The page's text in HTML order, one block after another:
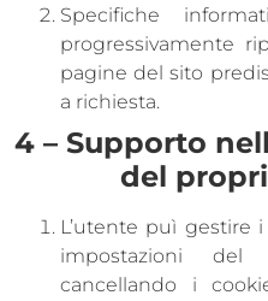
Specifiche
progressivamente
pagine del sito
a richiesta.
4 – Supporto
del
L’utente puì gestire
impostazioni del
cancellando i